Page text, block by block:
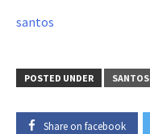
santos
POSTED UNDER SANTOS
Share on facebook